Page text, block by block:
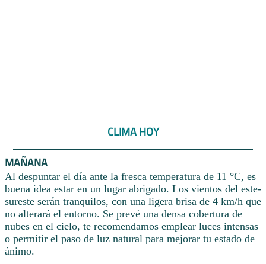
CLIMA HOY
MAÑANA
Al despuntar el día ante la fresca temperatura de 11 °C, es
buena idea estar en un lugar abrigado. Los vientos del este-
sureste serán tranquilos, con una ligera brisa de 4 km/h que
no alterará el entorno. Se prevé una densa cobertura de
nubes en el cielo, te recomendamos emplear luces intensas
o permitir el paso de luz natural para mejorar tu estado de
ánimo.